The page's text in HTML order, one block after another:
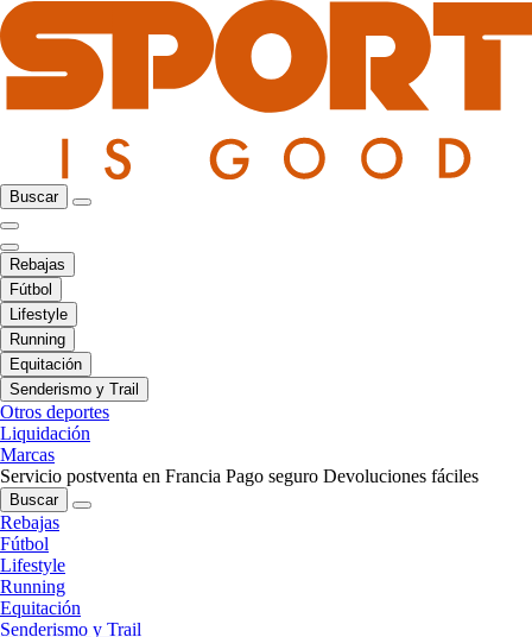
Buscar
Rebajas
Fútbol
Lifestyle
Running
Equitación
Senderismo y Trail
Otros deportes
Liquidación
Marcas
Servicio postventa en Francia Pago seguro Devoluciones fáciles
Buscar
Rebajas
Fútbol
Lifestyle
Running
Equitación
Senderismo y Trail